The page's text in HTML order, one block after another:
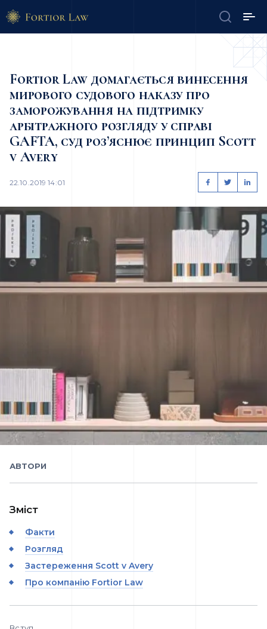
Fortior Law домагається винесення
мирового судового наказу про
заморожування на підтримку
арбітражного розгляду у справі
GAFTA, суд роз’яснює принцип Scott
v Avery
22.10.2019 14:01
АВТОРИ
Зміст
Факти
Розгляд
Застереження Scott v Avery
Про компанію Fortior Law